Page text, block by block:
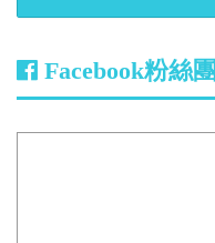
Facebook粉絲團